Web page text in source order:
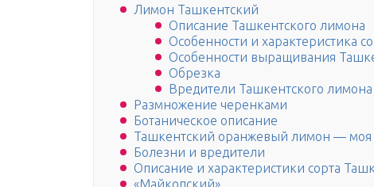
Лимон Ташкентский
Описание Ташкентского лимона
Особенности и характеристика
Особенности выращивания
Обрезка
Вредители Ташкентского
Размножение черенками
Ботаническое описание
Ташкентский оранжевый лимон — моя
Болезни и вредители
Описание и характеристики сорта
«Майкопский»